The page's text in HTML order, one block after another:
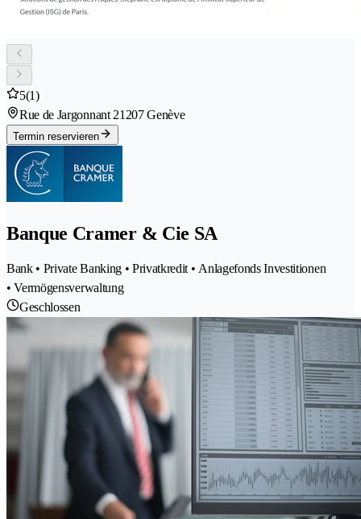
5(1)
Rue de Jargonnant 21207 Genève
Termin reservieren
Banque Cramer & Cie SA
Bank • Private Banking • Privatkredit • Anlagefonds Investitionen
• Vermögensverwaltung
Geschlossen